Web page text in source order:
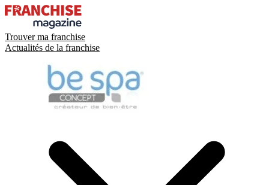
Trouver ma franchise
Actualités de la franchise